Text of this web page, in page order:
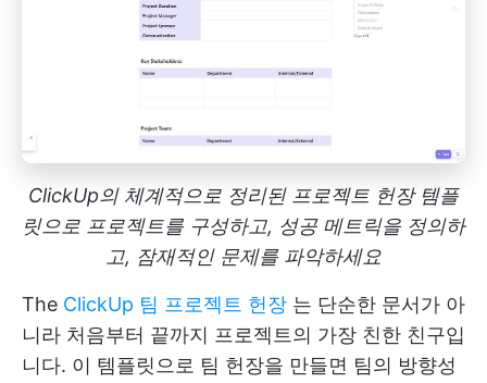
ClickUp의 체계적으로 정리된 프로젝트 헌장 템플
릿으로 프로젝트를 구성하고, 성공 메트릭을 정의하
고, 잠재적인 문제를 파악하세요
The ClickUp 팀 프로젝트 헌장 는 단순한 문서가 아
니라 처음부터 끝까지 프로젝트의 가장 친한 친구입
니다. 이 템플릿으로 팀 헌장을 만들면 팀의 방향성